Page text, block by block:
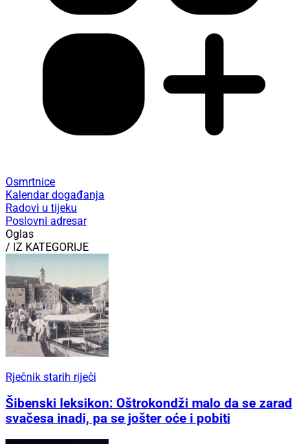
Osmrtnice
Kalendar događanja
Radovi u tijeku
Poslovni adresar
Oglas
/ IZ KATEGORIJE
Rječnik starih riječi
Šibenski leksikon: Oštrokondži malo da se zarad
svačesa inadi, pa se jošter oće i pobiti